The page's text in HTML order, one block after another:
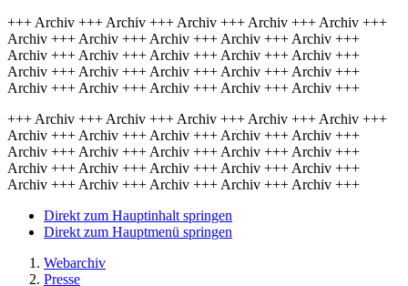
+++ Archiv +++ Archiv +++ Archiv +++ Archiv +++ Archiv +++
Archiv +++ Archiv +++ Archiv +++ Archiv +++ Archiv +++
Archiv +++ Archiv +++ Archiv +++ Archiv +++ Archiv +++
Archiv +++ Archiv +++ Archiv +++ Archiv +++ Archiv +++
Archiv +++ Archiv +++ Archiv +++ Archiv +++ Archiv +++
+++ Archiv +++ Archiv +++ Archiv +++ Archiv +++ Archiv +++
Archiv +++ Archiv +++ Archiv +++ Archiv +++ Archiv +++
Archiv +++ Archiv +++ Archiv +++ Archiv +++ Archiv +++
Archiv +++ Archiv +++ Archiv +++ Archiv +++ Archiv +++
Archiv +++ Archiv +++ Archiv +++ Archiv +++ Archiv +++
Direkt zum Hauptinhalt springen
Direkt zum Hauptmenü springen
Webarchiv
Presse